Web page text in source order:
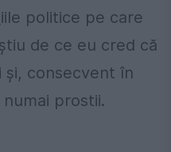
politice pe care
de ce eu cred că
şi, consecvent în
prostii.